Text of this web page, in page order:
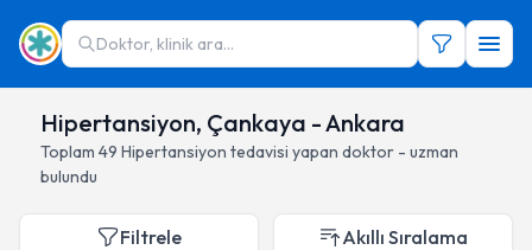
Doktor, klinik ara...
Hipertansiyon, Çankaya - Ankara
Toplam 49 Hipertansiyon tedavisi yapan doktor - uzman
bulundu
Filtrele Akıllı Sıralama